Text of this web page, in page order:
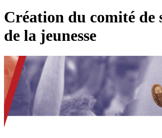
Création du comité de
de la jeunesse